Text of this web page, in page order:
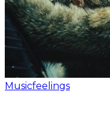
Musicfeelings